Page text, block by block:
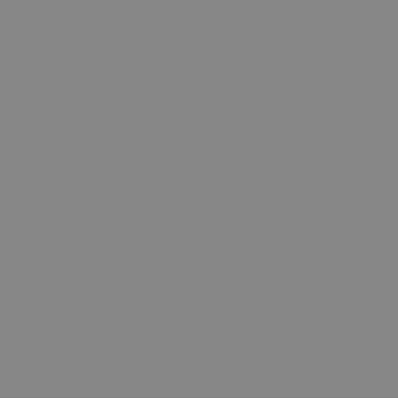
supporta
domini.
di analisi web
di siti
e misurare le
cui il prefisso
che si
che imposta il
i cookie.